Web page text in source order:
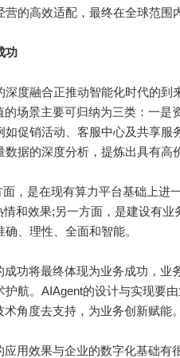
的高效适配，最终在全球范围
功
融合正推动智能化时代的到
场景主要可归纳为三类：一是
如促销活动、客服中心及共享
据的深度分析，提炼出具有高
是在现有算力平台基础上进一
和效果;另一方面，是建设有
、理性、全面和智能。
将最终体现为业务成功，业
护航。AIAgent的设计与实现要
角度去支持，为业务创新赋能。
效果与企业的数字化基础有